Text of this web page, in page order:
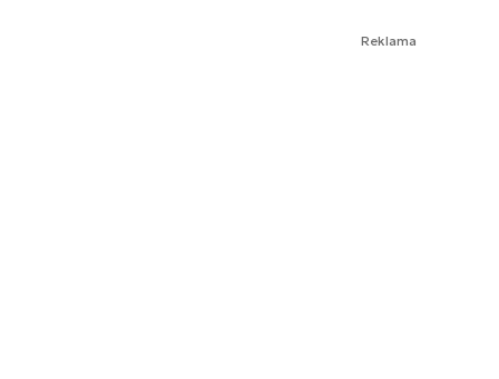
Reklama